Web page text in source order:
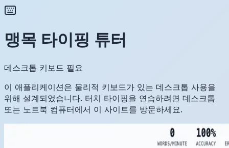
맹목 타이핑 튜터
데스크톱 키보드 필요
이 애플리케이션은 물리적 키보드가 있는 데스크톱 사용을
위해 설계되었습니다. 터치 타이핑을 연습하려면 데스크톱
또는 노트북 컴퓨터에서 이 사이트를 방문하세요.